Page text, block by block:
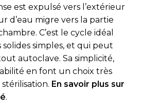
est expulsé vers l’extérieur
d’eau migre vers la partie
C’est le cycle idéal
simples, et qui peut
autoclave. Sa simplicité,
en font un choix très
En savoir plus sur
.